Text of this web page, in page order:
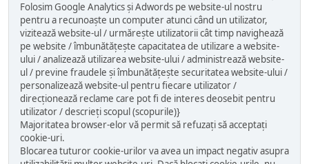
Folosim Google Analytics și Adwords pe website-ul nostru
pentru a recunoaște un computer atunci când un utilizator,
vizitează website-ul / urmărește utilizatorii cât timp navighează
pe website / îmbunătățește capacitatea de utilizare a website-
ului / analizează utilizarea website-ului / administrează website-
ul / previne fraudele și îmbunătățește securitatea website-ului /
personalizează website-ul pentru fiecare utilizator /
direcționează reclame care pot fi de interes deosebit pentru
utilizator / descrieți scopul (scopurile)}
Majoritatea browser-elor vă permit să refuzați să acceptați
cookie-uri.
Blocarea tuturor cookie-urilor va avea un impact negativ asupra